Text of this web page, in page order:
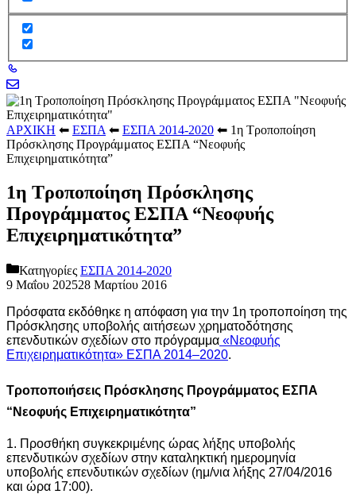
ΑΡΧΙΚΗ ⬅ ΕΣΠΑ ⬅ ΕΣΠΑ 2014-2020 ⬅ 1η Τροποποίηση
Πρόσκλησης Προγράμματος ΕΣΠΑ “Νεοφυής
Επιχειρηματικότητα”
1η Τροποποίηση Πρόσκλησης
Προγράμματος ΕΣΠΑ “Νεοφυής
Επιχειρηματικότητα”
Κατηγορίες ΕΣΠΑ 2014-2020
9 Μαΐου 202528 Μαρτίου 2016
Πρόσφατα εκδόθηκε η απόφαση για την 1η τροποποίηση της
Πρόσκλησης υποβολής αιτήσεων χρηματοδότησης
επενδυτικών σχεδίων στο πρόγραμμα «Νεοφυής
Επιχειρηματικότητα» ΕΣΠΑ 2014–2020.
Τροποποιήσεις Πρόσκλησης Προγράμματος ΕΣΠΑ
“Νεοφυής Επιχειρηματικότητα”
1. Προσθήκη συγκεκριμένης ώρας λήξης υποβολής
επενδυτικών σχεδίων στην καταληκτική ημερομηνία
υποβολής επενδυτικών σχεδίων (ημ/νια λήξης 27/04/2016
και ώρα 17:00).